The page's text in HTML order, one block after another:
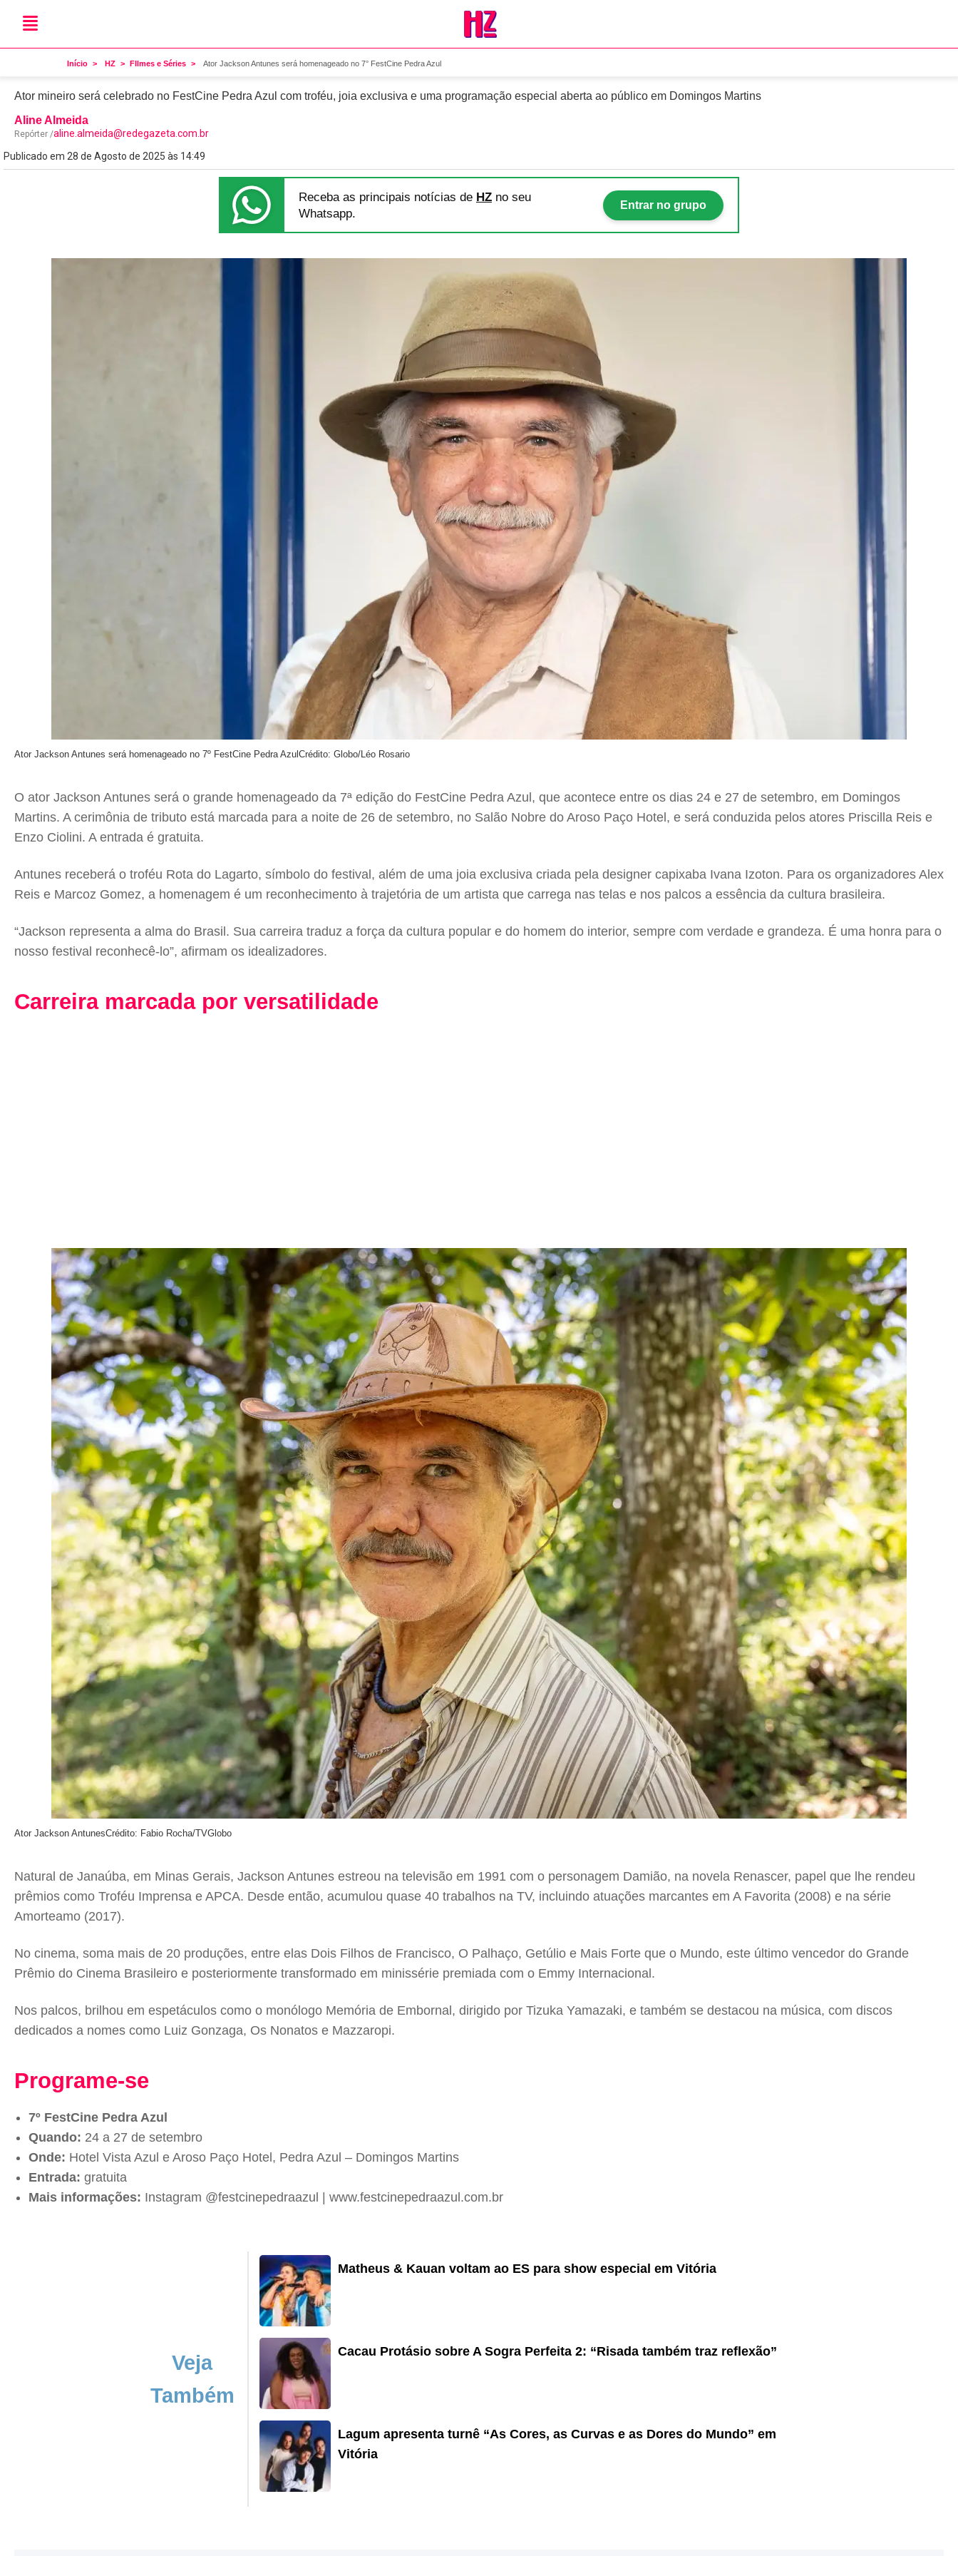
Início HZ FIlmes e Séries Ator Jackson Antunes será homenageado no 7° FestCine Pedra Azul
Cinema
Ator Jackson Antunes será homenageado no 7° FestCine Pedra Azul
Ator mineiro será celebrado no FestCine Pedra Azul com troféu, joia exclusiva e uma programação especial aberta ao público em Domingos Martins
Aline Almeida
Repórter /aline.almeida@redegazeta.com.br
Publicado em 28 de Agosto de 2025 às 14:49
Receba as principais notícias de HZ no seu
Whatsapp.
Entrar no grupo
Ator Jackson Antunes será homenageado no 7º FestCine Pedra Azul Crédito: Globo/Léo Rosario
O ator Jackson Antunes será o grande homenageado da 7ª edição do FestCine Pedra Azul, que acontece entre os dias 24 e 27 de setembro, em Domingos
Martins. A cerimônia de tributo está marcada para a noite de 26 de setembro, no Salão Nobre do Aroso Paço Hotel, e será conduzida pelos atores Priscilla Reis e
Enzo Ciolini. A entrada é gratuita.
Antunes receberá o troféu Rota do Lagarto, símbolo do festival, além de uma joia exclusiva criada pela designer capixaba Ivana Izoton. Para os organizadores Alex
Reis e Marcoz Gomez, a homenagem é um reconhecimento à trajetória de um artista que carrega nas telas e nos palcos a essência da cultura brasileira.
“Jackson representa a alma do Brasil. Sua carreira traduz a força da cultura popular e do homem do interior, sempre com verdade e grandeza. É uma honra para o
nosso festival reconhecê-lo”, afirmam os idealizadores.
Carreira marcada por versatilidade
Ator Jackson AntunesCrédito: Fabio Rocha/TVGlobo
Natural de Janaúba, em Minas Gerais, Jackson Antunes estreou na televisão em 1991 com o personagem Damião, na novela Renascer, papel que lhe rendeu
prêmios como Troféu Imprensa e APCA. Desde então, acumulou quase 40 trabalhos na TV, incluindo atuações marcantes em A Favorita (2008) e na série
Amorteamo (2017).
No cinema, soma mais de 20 produções, entre elas Dois Filhos de Francisco, O Palhaço, Getúlio e Mais Forte que o Mundo, este último vencedor do Grande
Prêmio do Cinema Brasileiro e posteriormente transformado em minissérie premiada com o Emmy Internacional.
Nos palcos, brilhou em espetáculos como o monólogo Memória de Embornal, dirigido por Tizuka Yamazaki, e também se destacou na música, com discos
dedicados a nomes como Luiz Gonzaga, Os Nonatos e Mazzaropi.
Programe-se
7º FestCine Pedra Azul
Quando: 24 a 27 de setembro
Onde: Hotel Vista Azul e Aroso Paço Hotel, Pedra Azul – Domingos Martins
Entrada: gratuita
Mais informações: Instagram @festcinepedraazul | www.festcinepedraazul.com.br
Veja
Também
Matheus & Kauan voltam ao ES para show especial em Vitória
Cacau Protásio sobre A Sogra Perfeita 2: “Risada também traz reflexão”
Lagum apresenta turnê “As Cores, as Curvas e as Dores do Mundo” em
Vitória